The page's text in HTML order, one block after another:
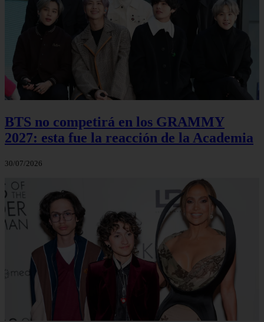
BTS no competirá en los GRAMMY
2027: esta fue la reacción de la Academia
30/07/2026